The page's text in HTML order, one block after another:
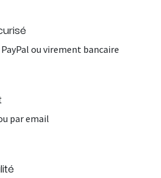
ou virement bancaire
par email